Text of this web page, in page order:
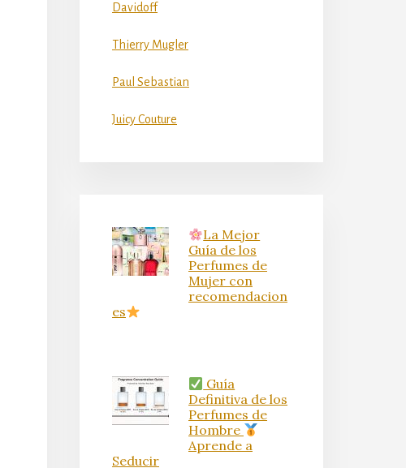
Davidoff
Thierry Mugler
Paul Sebastian
Juicy Couture
La Mejor
Guía de los
Perfumes de
Mujer con
recomendacion
es
Guía
Definitiva de los
Perfumes de
Hombre
Aprende a
Seducir